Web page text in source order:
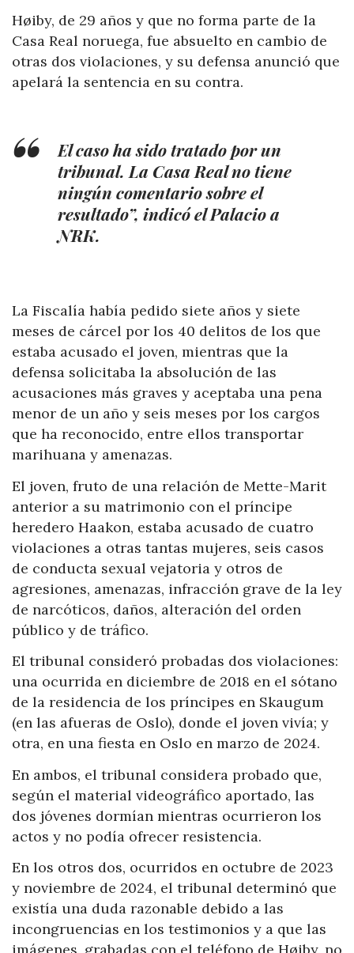
Høiby, de 29 años y que no forma parte de la
Casa Real noruega, fue absuelto en cambio de
otras dos violaciones, y su defensa anunció que
apelará la sentencia en su contra.
El caso ha sido tratado por un
tribunal. La Casa Real no tiene
ningún comentario sobre el
resultado”, indicó el Palacio a
NRK.
La Fiscalía había pedido siete años y siete
meses de cárcel por los 40 delitos de los que
estaba acusado el joven, mientras que la
defensa solicitaba la absolución de las
acusaciones más graves y aceptaba una pena
menor de un año y seis meses por los cargos
que ha reconocido, entre ellos transportar
marihuana y amenazas.
El joven, fruto de una relación de Mette-Marit
anterior a su matrimonio con el príncipe
heredero Haakon, estaba acusado de cuatro
violaciones a otras tantas mujeres, seis casos
de conducta sexual vejatoria y otros de
agresiones, amenazas, infracción grave de la ley
de narcóticos, daños, alteración del orden
público y de tráfico.
El tribunal consideró probadas dos violaciones:
una ocurrida en diciembre de 2018 en el sótano
de la residencia de los príncipes en Skaugum
(en las afueras de Oslo), donde el joven vivía; y
otra, en una fiesta en Oslo en marzo de 2024.
En ambos, el tribunal considera probado que,
según el material videográfico aportado, las
dos jóvenes dormían mientras ocurrieron los
actos y no podía ofrecer resistencia.
En los otros dos, ocurridos en octubre de 2023
y noviembre de 2024, el tribunal determinó que
existía una duda razonable debido a las
incongruencias en los testimonios y a que las